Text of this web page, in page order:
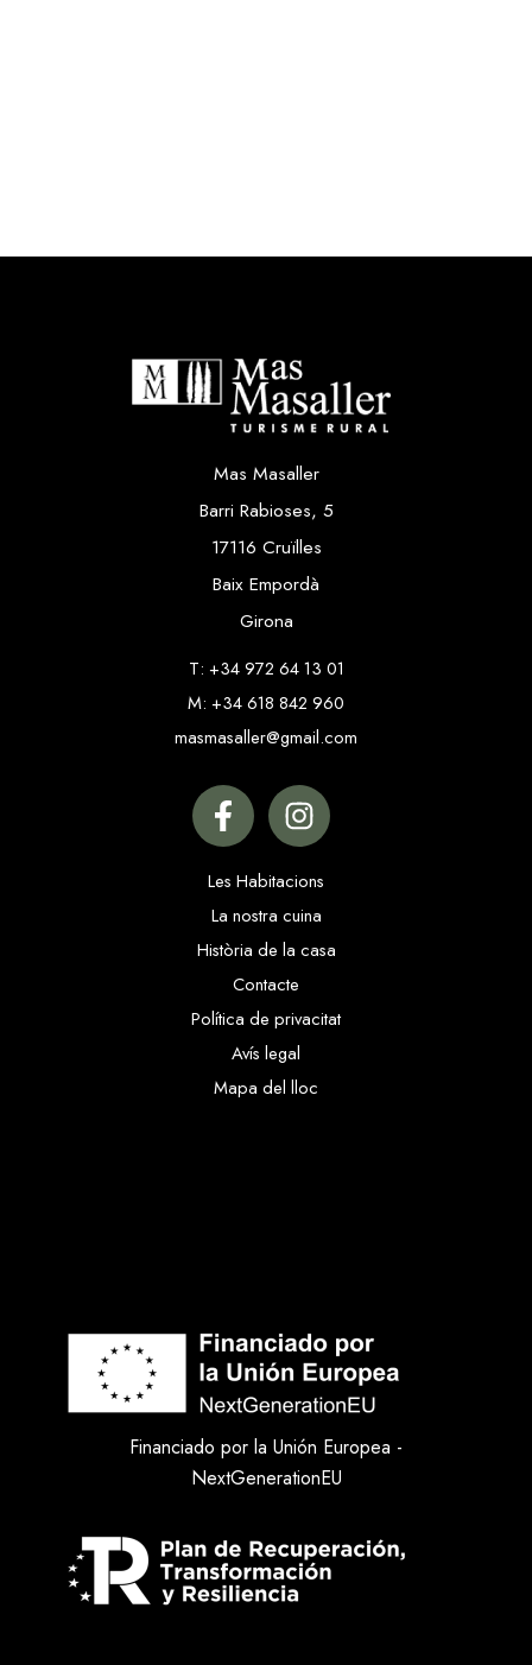
Mas Masaller
Barri Rabioses, 5
17116 Cruïlles
Baix Empordà
Girona
T: +34 972 64 13 01
M: +34 618 842 960
masmasaller@gmail.com
Les Habitacions
La nostra cuina
Història de la casa
Contacte
Política de privacitat
Avís legal
Mapa del lloc
Financiado por la Unión Europea -
NextGenerationEU